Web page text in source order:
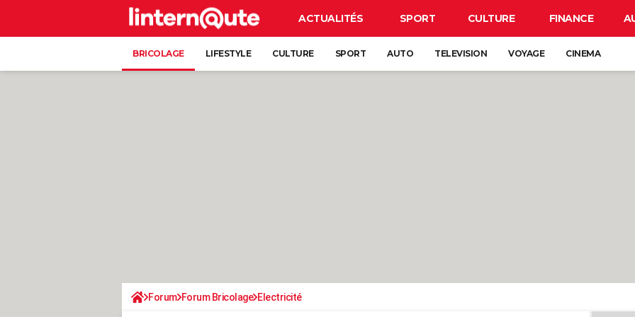
ACTUALITÉS SPORT CULTURE FINANCE
BRICOLAGE LIFESTYLE CULTURE SPORT AUTO TELEVISION VOYAGE CINEMA
Forum Forum Bricolage Electricité